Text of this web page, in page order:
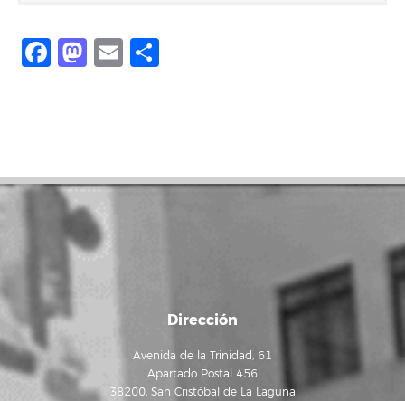
Facebook
Mastodon
Email
Dirección
Avenida de la Trinidad, 61
Apartado Postal 456
38200, San Cristóbal de La Laguna